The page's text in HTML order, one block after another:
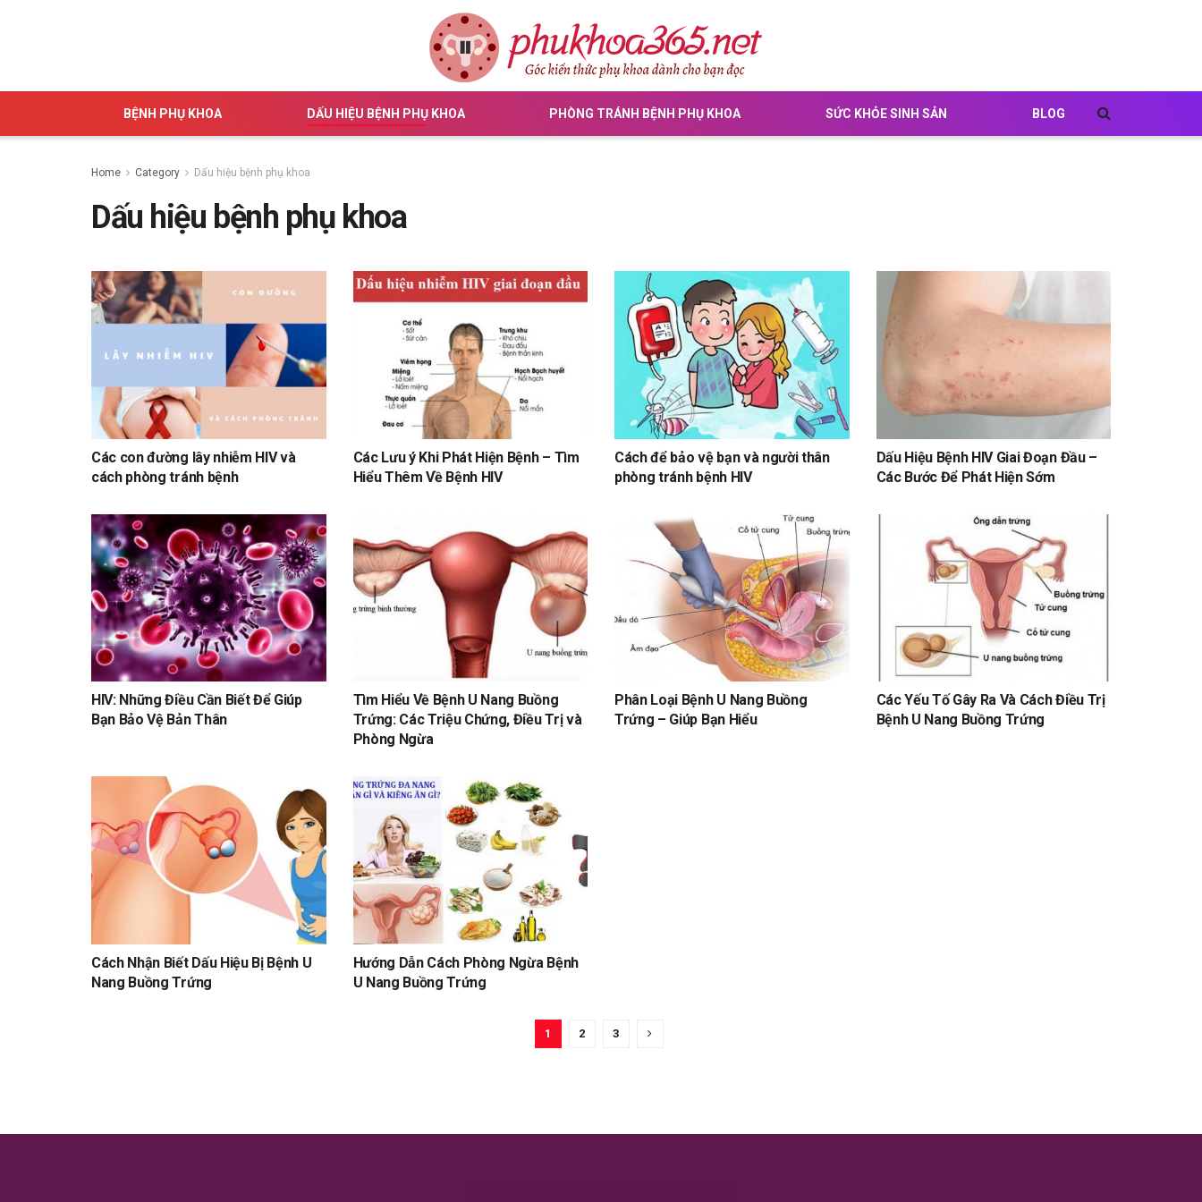
BỆNH PHỤ KHOA DẤU HIỆU BỆNH PHỤ KHOA PHÒNG TRÁNH BỆNH PHỤ KHOA SỨC KHỎE SINH SẢN BLOG
Home Category Dấu hiệu bệnh phụ khoa
Dấu hiệu bệnh phụ khoa
Các con đường lây nhiễm HIV và
cách phòng tránh bệnh
Các Lưu ý Khi Phát Hiện Bệnh – Tìm
Hiểu Thêm Về Bệnh HIV
Cách để bảo vệ bạn và người thân
phòng tránh bệnh HIV
Dấu Hiệu Bệnh HIV Giai Đoạn Đầu –
Các Bước Để Phát Hiện Sớm
HIV: Những Điều Cần Biết Để Giúp
Bạn Bảo Vệ Bản Thân
Tìm Hiểu Về Bệnh U Nang Buồng
Trứng: Các Triệu Chứng, Điều Trị và
Phòng Ngừa
Phân Loại Bệnh U Nang Buồng
Trứng – Giúp Bạn Hiểu
Các Yếu Tố Gây Ra Và Cách Điều Trị
Bệnh U Nang Buồng Trứng
Cách Nhận Biết Dấu Hiệu Bị Bệnh U
Nang Buồng Trứng
Hướng Dẫn Cách Phòng Ngừa Bệnh
U Nang Buồng Trứng
1 2 3